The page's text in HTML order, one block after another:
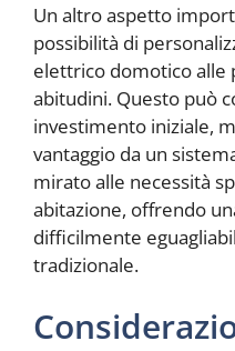
Un altro aspetto
possibilità di
elettrico domotico alle
abitudini. Questo può
investimento iniziale,
vantaggio da un
mirato alle necessità
abitazione, offrendo
difficilmente
tradizionale.